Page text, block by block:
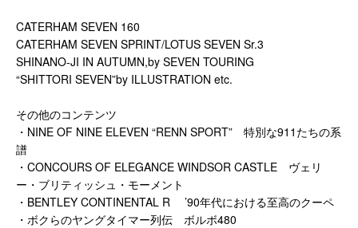
CATERHAM SEVEN 160
CATERHAM SEVEN SPRINT/LOTUS SEVEN Sr.3
SHINANO-JI IN AUTUMN,by SEVEN TOURING
“SHITTORI SEVEN”by ILLUSTRATION etc.
その他のコンテンツ
・NINE OF NINE ELEVEN “RENN SPORT” 特別な911たちの系
譜
・CONCOURS OF ELEGANCE WINDSOR CASTLE ヴェリ
ー・ブリティッシュ・モーメント
・BENTLEY CONTINENTAL R ’90年代における至高のクーペ
・ボクらのヤングタイマー列伝 ボルボ480